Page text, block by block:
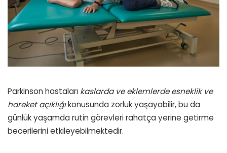
Parkinson hastaları kaslarda ve eklemlerde esneklik ve
hareket açıklığıkonusunda zorluk yaşayabilir, bu da
günlük yaşamda rutin görevleri rahatça yerine getirme
becerilerini etkileyebilmektedir.